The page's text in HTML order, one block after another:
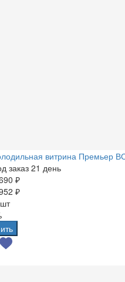
витрина Премьер
заказ 21 день
₽
₽